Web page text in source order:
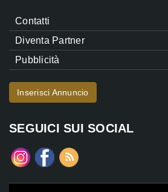
Contatti
Diventa Partner
Pubblicità
Inserisci Annuncio
SEGUICI SUI SOCIAL